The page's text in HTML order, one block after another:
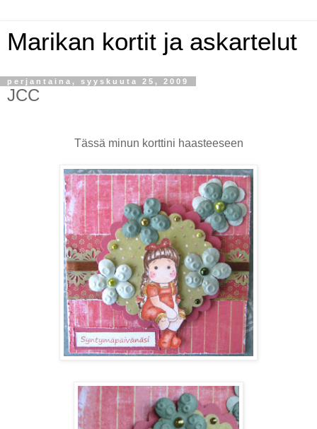
Marikan kortit ja askartelut
perjantaina, syyskuuta 25, 2009
JCC
Tässä minun korttini haasteeseen